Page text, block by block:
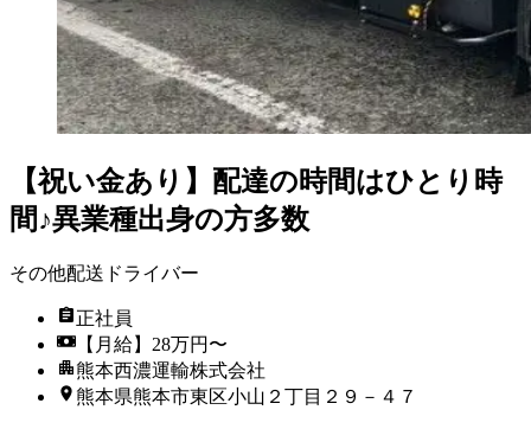
【祝い金あり】配達の時間はひとり時
間♪異業種出身の方多数
その他配送ドライバー
正社員
【月給】28万円〜
熊本西濃運輸株式会社
熊本県熊本市東区小山２丁目２９－４７